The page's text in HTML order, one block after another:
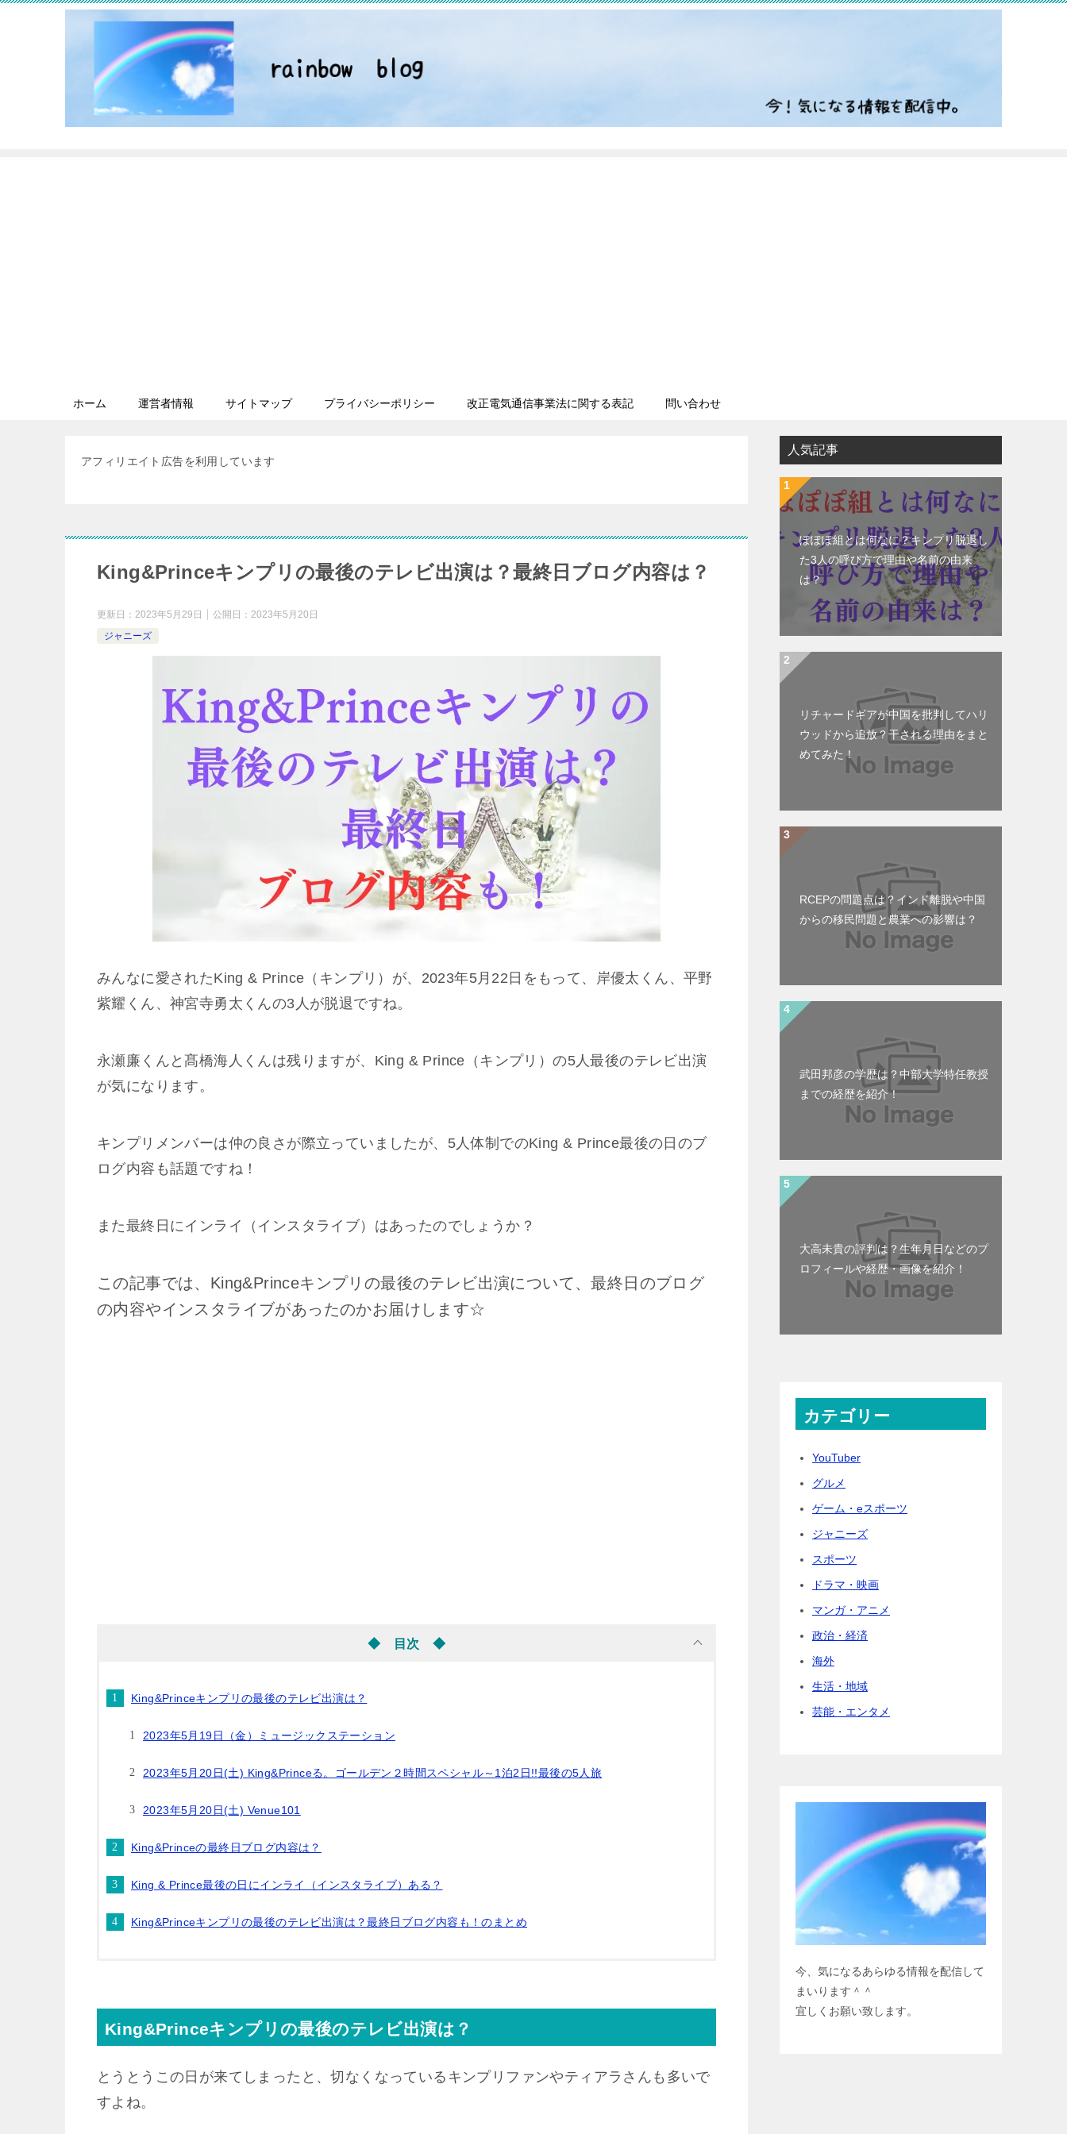
ホーム 運営者情報 サイトマップ プライバシーポリシー 改正電気通信事業法に関する表記 問い合わせ
アフィリエイト広告を利用しています
King&Princeキンプリの最後のテレビ出演は？最終日ブログ内容は？
更新日： 2023年5月29日 公開日： 2023年5月20日
ジャニーズ
みんなに愛されたKing & Prince（キンプリ）が、2023年5月22日をもって、岸優太くん、平野
紫耀くん、神宮寺勇太くんの3人が脱退ですね。
永瀬廉くんと髙橋海人くんは残りますが、King & Prince（キンプリ）の5人最後のテレビ出演
が気になります。
キンプリメンバーは仲の良さが際立っていましたが、5人体制でのKing & Prince最後の日のブ
ログ内容も話題ですね！
また最終日にインライ（インスタライブ）はあったのでしょうか？
この記事では、King&Princeキンプリの最後のテレビ出演について、最終日のブログ
の内容やインスタライブがあったのかお届けします☆
◆ 目次 ◆
King&Princeキンプリの最後のテレビ出演は？
2023年5月19日（金）ミュージックステーション
2023年5月20日(土) King&Princeる。ゴールデン２時間スペシャル～1泊2日!!最後の5人旅
2023年5月20日(土) Venue101
King&Princeの最終日ブログ内容は？
King & Prince最後の日にインライ（インスタライブ）ある？
King&Princeキンプリの最後のテレビ出演は？最終日ブログ内容も！のまとめ
King&Princeキンプリの最後のテレビ出演は？
とうとうこの日が来てしまったと、切なくなっているキンプリファンやティアラさんも多いで
すよね。
人気記事
ぽぽぽ組とは何なに？キンプリ脱退し
た3人の呼び方で理由や名前の由来
は？
リチャードギアが中国を批判してハリ
ウッドから追放？干される理由をまと
めてみた！
RCEPの問題点は？インド離脱や中国
からの移民問題と農業への影響は？
武田邦彦の学歴は？中部大学特任教授
までの経歴を紹介！
大高未貴の評判は？生年月日などのプ
ロフィールや経歴・画像を紹介！
カテゴリー
YouTuber
グルメ
ゲーム・eスポーツ
ジャニーズ
スポーツ
ドラマ・映画
マンガ・アニメ
政治・経済
海外
生活・地域
芸能・エンタメ
今、気になるあらゆる情報を配信して
まいります＾＾
宜しくお願い致します。